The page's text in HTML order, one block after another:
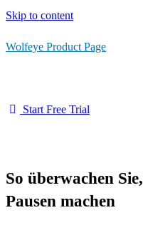
Skip to content
Wolfeye Product Page
Start Free Trial
So überwachen
Pausen machen